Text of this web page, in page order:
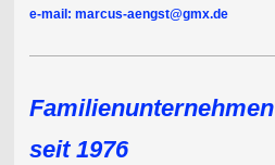
e-mail: marcus-aengst@gmx.de
Familienunternehmen
seit 1976